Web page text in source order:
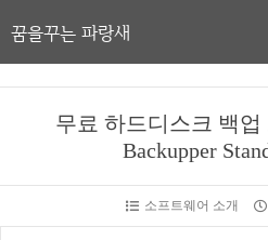
꿈을꾸는 파랑새
무료 하드디스크 백
Backupper
소프트웨어 소개